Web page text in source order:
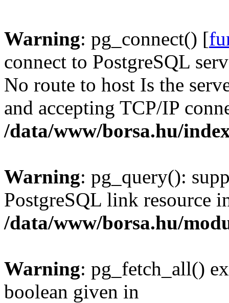
Warning: pg_connect() [
connect to PostgreSQL
No route to host Is the
and accepting TCP/IP
/data/www/borsa.hu/
Warning: pg_query():
PostgreSQL link resource
/data/www/borsa.hu/
Warning: pg_fetch_all()
boolean given in